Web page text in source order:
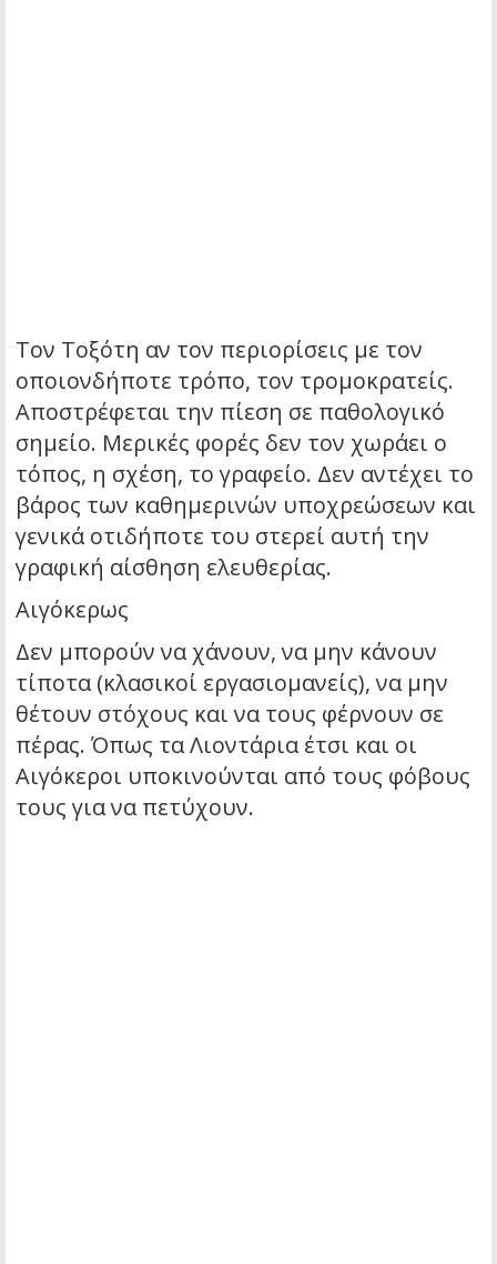
Τον Τοξότη αν τον περιορίσεις με τον
οποιονδήποτε τρόπο, τον τρομοκρατείς.
Αποστρέφεται την πίεση σε παθολογικό
σημείο. Μερικές φορές δεν τον χωράει ο
τόπος, η σχέση, το γραφείο. Δεν αντέχει το
βάρος των καθημερινών υποχρεώσεων και
γενικά οτιδήποτε του στερεί αυτή την
γραφική αίσθηση ελευθερίας.
Αιγόκερως
Δεν μπορούν να χάνουν, να μην κάνουν
τίποτα (κλασικοί εργασιομανείς), να μην
θέτουν στόχους και να τους φέρνουν σε
πέρας. Όπως τα Λιοντάρια έτσι και οι
Αιγόκεροι υποκινούνται από τους φόβους
τους για να πετύχουν.